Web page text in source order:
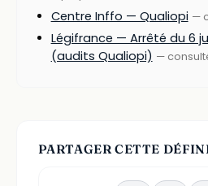
Centre Inffo — Qualiopi —
Légifrance — Arrêté du 6
(audits Qualiopi) —
PARTAGER CETTE